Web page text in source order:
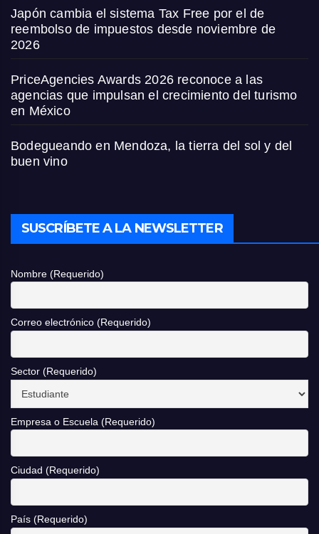
Japón cambia el sistema Tax Free por el de
reembolso de impuestos desde noviembre de
2026
PriceAgencies Awards 2026 reconoce a las
agencias que impulsan el crecimiento del turismo
en México
Bodegueando en Mendoza, la tierra del sol y del
buen vino
SUSCRÍBETE A LA NEWSLETTER
Nombre (Requerido)
Correo electrónico (Requerido)
Sector (Requerido)
Empresa o Escuela (Requerido)
Ciudad (Requerido)
País (Requerido)